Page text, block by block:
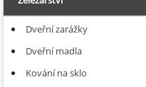
Dveřní zarážky
Dveřní madla
Kování na sklo